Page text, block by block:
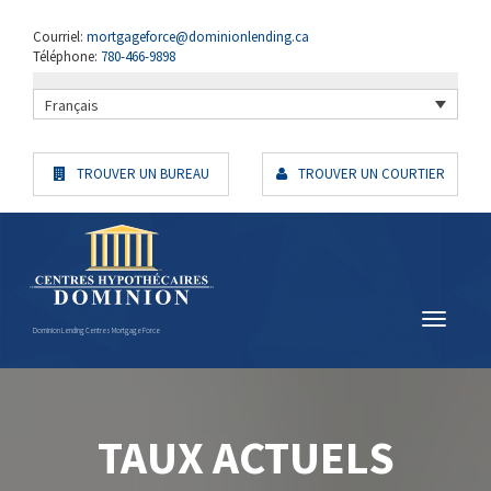
Courriel: mortgageforce@dominionlending.ca
Téléphone: 780-466-9898
Français
TROUVER UN BUREAU TROUVER UN COURTIER
Dominion Lending Centres Mortgage Force
TAUX ACTUELS